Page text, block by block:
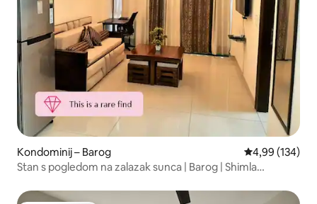
Kondominij – Barog Prosječna
4,99 (134)
Stan s pogledom na zalazak sunca | Barog | Shimla